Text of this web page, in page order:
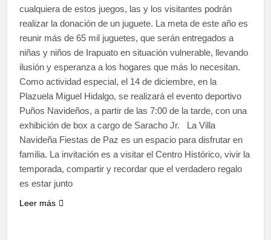
cualquiera de estos juegos, las y los visitantes podrán
realizar la donación de un juguete. La meta de este año es
reunir más de 65 mil juguetes, que serán entregados a
niñas y niños de Irapuato en situación vulnerable, llevando
ilusión y esperanza a los hogares que más lo necesitan.
Como actividad especial, el 14 de diciembre, en la
Plazuela Miguel Hidalgo, se realizará el evento deportivo
Puños Navideños, a partir de las 7:00 de la tarde, con una
exhibición de box a cargo de Saracho Jr. La Villa
Navideña Fiestas de Paz es un espacio para disfrutar en
familia. La invitación es a visitar el Centro Histórico, vivir la
temporada, compartir y recordar que el verdadero regalo
es estar junto
Leer más